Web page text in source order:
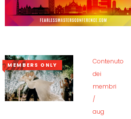
MEMBERS ONLY
Contenuto
dei
membri
/
aug